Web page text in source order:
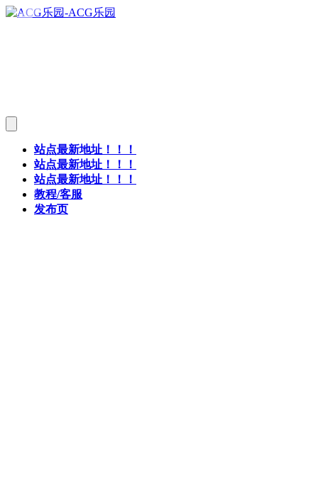
站点最新地址！！！
站点最新地址！！！
站点最新地址！！！
教程/客服
发布页